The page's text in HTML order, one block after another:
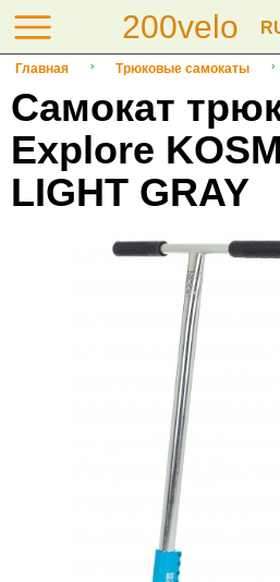
200velo
Главная Трюковые самокаты
Самокат
Explore
LIGHT GRAY